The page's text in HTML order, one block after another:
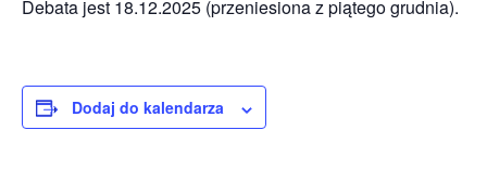
Debata jest 18.12.2025 (przeniesiona z piątego grudnia).
Dodaj do kalendarza